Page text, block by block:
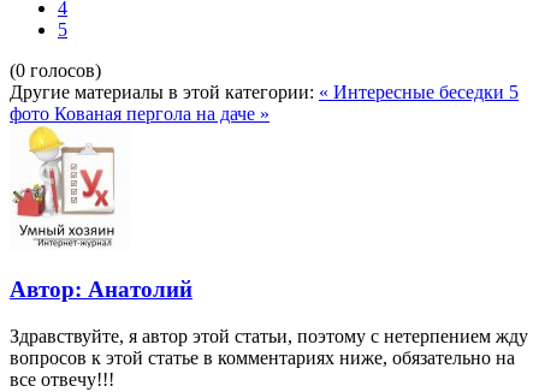
4
5
(0 голосов)
Другие материалы в этой категории: « Интересные беседки 5
фото Кованая пергола на даче »
Автор: Анатолий
Здравствуйте, я автор этой статьи, поэтому с нетерпением жду
вопросов к этой статье в комментариях ниже, обязательно на
все отвечу!!!